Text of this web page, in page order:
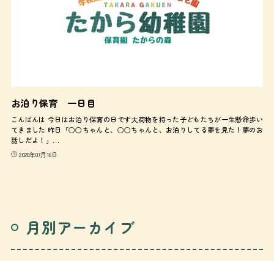
お泊り保育 一日目
こんばんは 今日はお泊り保育の日です大荷物を持った子どもたちが一生懸命歩い
てきました 昨日「○○ちゃんと、○○ちゃんと、お泊りしてる夢を見た！夢のお
話しだよ！」…
2020年07月16日
月別アーカイブ